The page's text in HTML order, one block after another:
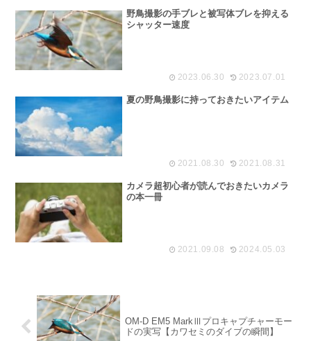
野鳥撮影の手ブレと被写体ブレを抑える
シャッター速度
2023.06.30 2023.07.01
夏の野鳥撮影に持っておきたいアイテム
2021.08.30 2021.08.31
カメラ超初心者が読んでおきたいカメラ
の本一冊
2021.09.08 2024.05.03
OM-D EM5 MarkⅢプロキャプチャーモー
ドの実写【カワセミのダイブの瞬間】